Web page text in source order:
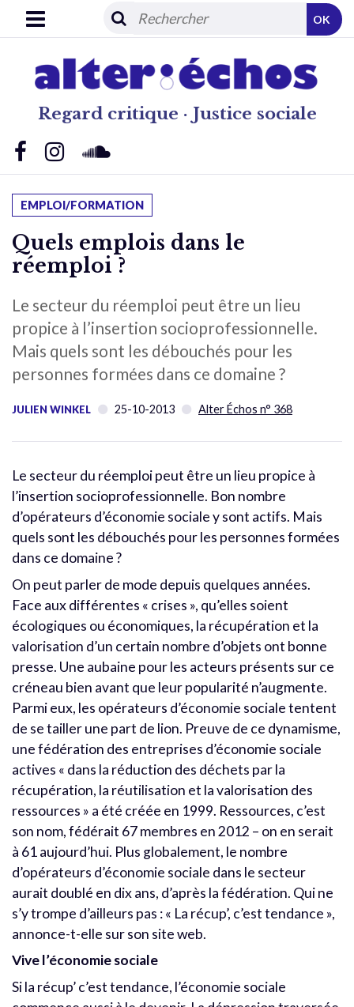
Regard critique · Justice sociale
OK
EMPLOI/FORMATION
Quels emplois dans le
réemploi ?
Le secteur du réemploi peut être un lieu
propice à l’insertion socioprofessionnelle.
Mais quels sont les débouchés pour les
personnes formées dans ce domaine ?
JULIEN WINKEL 25-10-2013 Alter Échos n° 368
Le secteur du réemploi peut être un lieu propice à
l’insertion socioprofessionnelle. Bon nombre
d’opérateurs d’économie sociale y sont actifs. Mais
quels sont les débouchés pour les personnes formées
dans ce domaine ?
On peut parler de mode depuis quelques années.
Face aux différentes « crises », qu’elles soient
écologiques ou économiques, la récupération et la
valorisation d’un certain nombre d’objets ont bonne
presse. Une aubaine pour les acteurs présents sur ce
créneau bien avant que leur popularité n’augmente.
Parmi eux, les opérateurs d’économie sociale tentent
de se tailler une part de lion. Preuve de ce dynamisme,
une fédération des entreprises d’économie sociale
actives « dans la réduction des déchets par la
récupération, la réutilisation et la valorisation des
ressources » a été créée en 1999. Ressources, c’est
son nom, fédérait 67 membres en 2012 – on en serait
à 61 aujourd’hui. Plus globalement, le nombre
d’opérateurs d’économie sociale dans le secteur
aurait doublé en dix ans, d’après la fédération. Qui ne
s’y trompe d’ailleurs pas : « La récup’, c’est tendance »,
annonce-t-elle sur son site web.
Vive l’économie sociale
Si la récup’ c’est tendance, l’économie sociale